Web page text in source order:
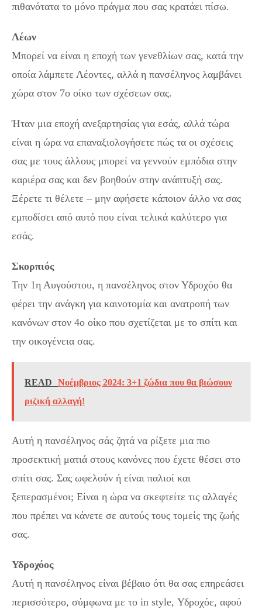
πιθανότατα το μόνο πράγμα που σας κρατάει πίσω.
Λέων
Μπορεί να είναι η εποχή των γενεθλίων σας, κατά την
οποία λάμπετε Λέοντες, αλλά η πανσέληνος λαμβάνει
χώρα στον 7ο οίκο των σχέσεων σας.
Ήταν μια εποχή ανεξαρτησίας για εσάς, αλλά τώρα
είναι η ώρα να επαναξιολογήσετε πώς τα οι σχέσεις
σας με τους άλλους μπορεί να γεννούν εμπόδια στην
καριέρα σας και δεν βοηθούν στην ανάπτυξή σας.
Ξέρετε τι θέλετε – μην αφήσετε κάποιον άλλο να σας
εμποδίσει από αυτό που είναι τελικά καλύτερο για
εσάς.
Σκορπιός
Την 1η Αυγούστου, η πανσέληνος στον Υδροχόο θα
φέρει την ανάγκη για καινοτομία και ανατροπή των
κανόνων στον 4ο οίκο που σχετίζεται με το σπίτι και
την οικογένεια σας.
READ
Νοέμβριος 2024: 3+1 ζώδια που θα βιώσουν
ριζική αλλαγή!
Αυτή η πανσέληνος σάς ζητά να ρίξετε μια πιο
προσεκτική ματιά στους κανόνες που έχετε θέσει στο
σπίτι σας. Σας ωφελούν ή είναι παλιοί και
ξεπερασμένοι; Είναι η ώρα να σκεφτείτε τις αλλαγές
που πρέπει να κάνετε σε αυτούς τους τομείς της ζωής
σας.
Υδροχόος
Αυτή η πανσέληνος είναι βέβαιο ότι θα σας επηρεάσει
περισσότερο, σύμφωνα με το in style, Υδροχόε, αφού